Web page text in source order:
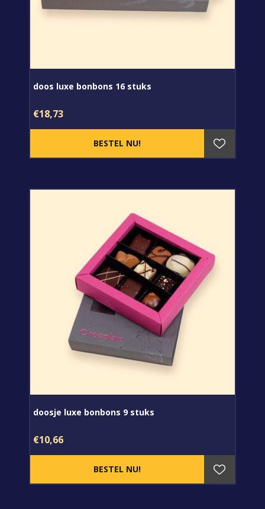
doos luxe bonbons 16 stuks
€18,73
doosje luxe bonbons 9 stuks
€10,66